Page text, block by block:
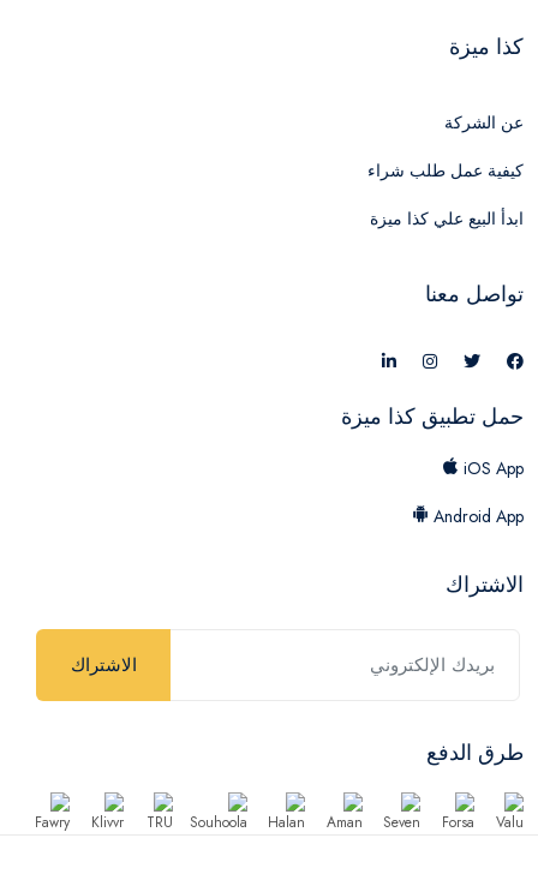
كذا ميزة
عن الشركة
كيفية عمل طلب شراء
ابدأ البيع علي كذا ميزة
تواصل معنا
حمل تطبيق كذا ميزة
iOS App
Android App
الاشتراك
الاشتراك
طرق الدفع